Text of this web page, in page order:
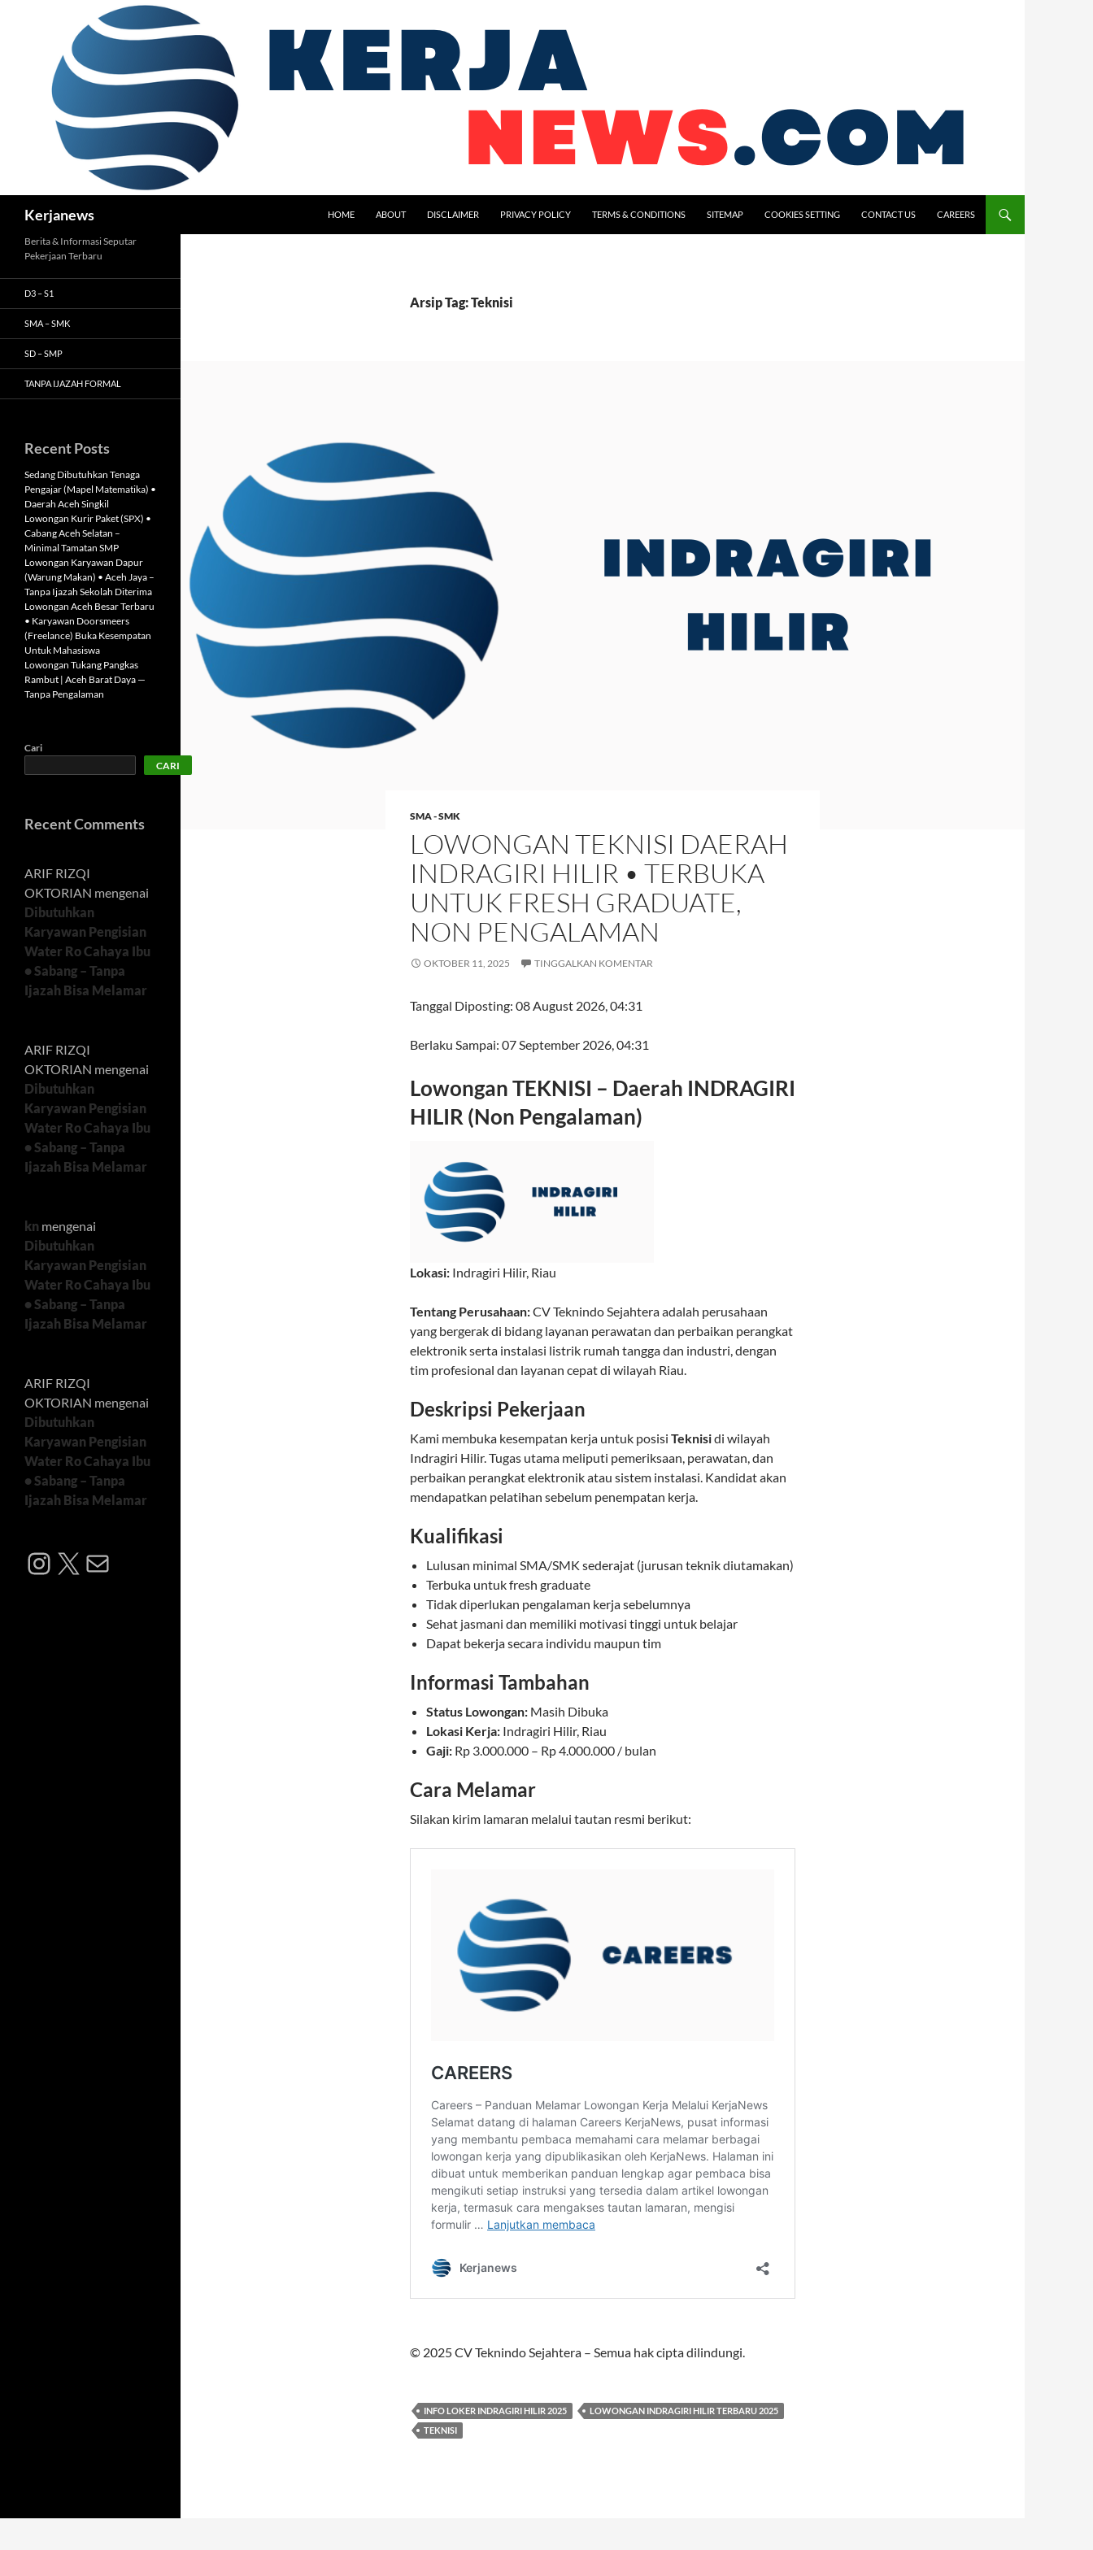
Kerjanews HOME ABOUT DISCLAIMER PRIVACY POLICY TERMS & CONDITIONS SITEMAP COOKIES SETTING CONTACT US CAREERS
Arsip Tag: Teknisi
SMA - SMK
LOWONGAN TEKNISI DAERAH
INDRAGIRI HILIR • TERBUKA
UNTUK FRESH GRADUATE,
NON PENGALAMAN
OKTOBER 11, 2025 TINGGALKAN KOMENTAR
Tanggal Diposting: 08 August 2026, 04:31
Berlaku Sampai: 07 September 2026, 04:31
Lowongan TEKNISI – Daerah INDRAGIRI
HILIR (Non Pengalaman)
Lokasi: Indragiri Hilir, Riau
Tentang Perusahaan:CV Teknindo Sejahtera adalah perusahaan
yang bergerak di bidang layanan perawatan dan perbaikan perangkat
elektronik serta instalasi listrik rumah tangga dan industri, dengan
tim profesional dan layanan cepat di wilayah Riau.
Deskripsi Pekerjaan
Kami membuka kesempatan kerja untuk posisi Teknisidi wilayah
Indragiri Hilir. Tugas utama meliputi pemeriksaan, perawatan, dan
perbaikan perangkat elektronik atau sistem instalasi. Kandidat akan
mendapatkan pelatihan sebelum penempatan kerja.
Kualifikasi
Lulusan minimal SMA/SMK sederajat (jurusan teknik diutamakan)
Terbuka untuk fresh graduate
Tidak diperlukan pengalaman kerja sebelumnya
Sehat jasmani dan memiliki motivasi tinggi untuk belajar
Dapat bekerja secara individu maupun tim
Informasi Tambahan
Status Lowongan: Masih Dibuka
Lokasi Kerja: Indragiri Hilir, Riau
Gaji: Rp 3.000.000 – Rp 4.000.000 / bulan
Cara Melamar
Silakan kirim lamaran melalui tautan resmi berikut:
© 2025 CV Teknindo Sejahtera – Semua hak cipta dilindungi.
INFO LOKER INDRAGIRI HILIR 2025
LOWONGAN INDRAGIRI HILIR TERBARU 2025
TEKNISI
Berita & Informasi Seputar
Pekerjaan Terbaru
D3 – S1
SMA – SMK
SD – SMP
TANPA IJAZAH FORMAL
Recent Posts
Sedang Dibutuhkan Tenaga
Pengajar (Mapel Matematika) •
Daerah Aceh Singkil
Lowongan Kurir Paket (SPX) •
Cabang Aceh Selatan –
Minimal Tamatan SMP
Lowongan Karyawan Dapur
(Warung Makan) • Aceh Jaya –
Tanpa Ijazah Sekolah Diterima
Lowongan Aceh Besar Terbaru
• Karyawan Doorsmeers
(Freelance) Buka Kesempatan
Untuk Mahasiswa
Lowongan Tukang Pangkas
Rambut | Aceh Barat Daya —
Tanpa Pengalaman
Cari
CARI
Recent Comments
ARIF RIZQI
OKTORIAN mengenai
Dibutuhkan
Karyawan Pengisian
Water Ro Cahaya Ibu
• Sabang – Tanpa
Ijazah Bisa Melamar
ARIF RIZQI
OKTORIAN mengenai
Dibutuhkan
Karyawan Pengisian
Water Ro Cahaya Ibu
• Sabang – Tanpa
Ijazah Bisa Melamar
kn mengenai
Dibutuhkan
Karyawan Pengisian
Water Ro Cahaya Ibu
• Sabang – Tanpa
Ijazah Bisa Melamar
ARIF RIZQI
OKTORIAN mengenai
Dibutuhkan
Karyawan Pengisian
Water Ro Cahaya Ibu
• Sabang – Tanpa
Ijazah Bisa Melamar
Instagram
X Mail